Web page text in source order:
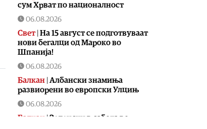
сум Хрват по националност
06.08.2026
Свет| На 15 август се подготвуваат
нови бегалци од Мароко во
Шпанија!
06.08.2026
Балкан | Албански знамиња
развиорени во европски Улцињ
06.08.2026
Балкан |Зеленски в сабота во